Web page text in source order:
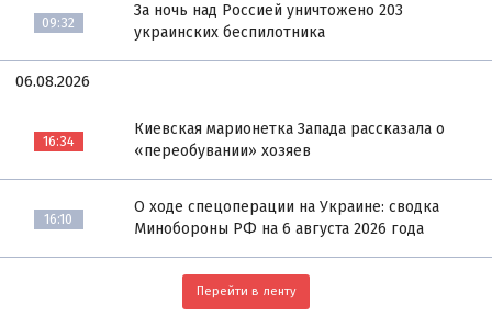
09:32
За ночь над Россией уничтожено 203
украинских беспилотника
06.08.2026
16:34
Киевская марионетка Запада рассказала о
«переобувании» хозяев
16:10
О ходе спецоперации на Украине: сводка
Минобороны РФ на 6 августа 2026 года
Перейти в ленту